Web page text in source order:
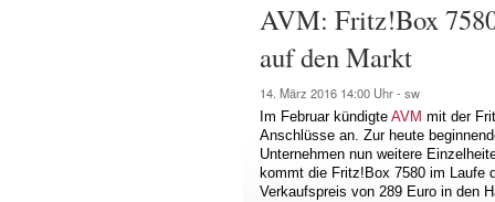
AVM: Fritz!Box
auf den Markt
14. März 2016 14:00 Uhr - sw
Im Februar kündigte AVM mit der
Anschlüsse an. Zur heute
Unternehmen nun weitere
kommt die Fritz!Box 7580 im Laufe
Verkaufspreis von 289 Euro in den